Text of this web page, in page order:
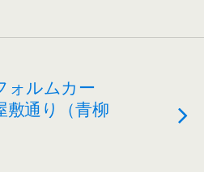
ルムカー
通り（青柳